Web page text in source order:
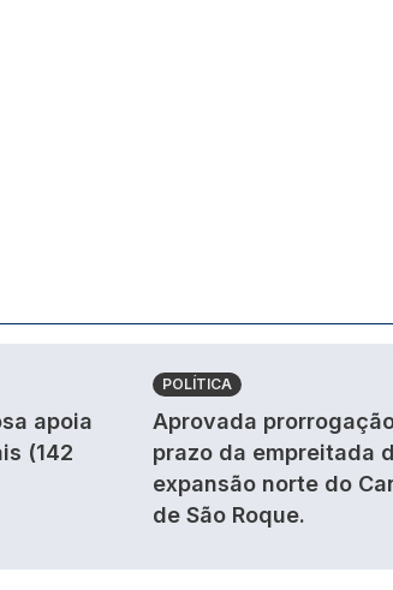
apoia
(142
POLÍTICA
Aprovada
prazo da empreitada
expansão norte do
de São Roque.